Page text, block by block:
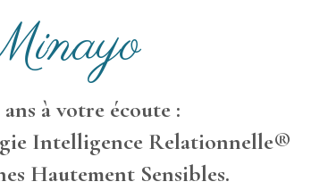
à votre écoute :
Intelligence Relationnelle®
Hautement Sensibles.